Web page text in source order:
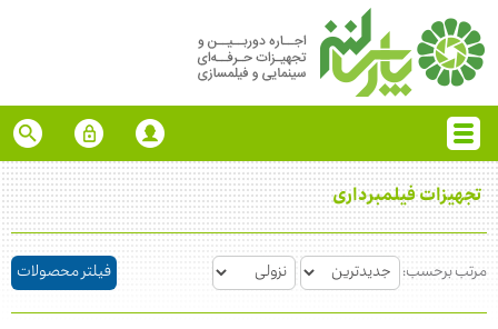
تجهیزات فیلمبرداری
مرتب برحسب: فیلتر محصولات